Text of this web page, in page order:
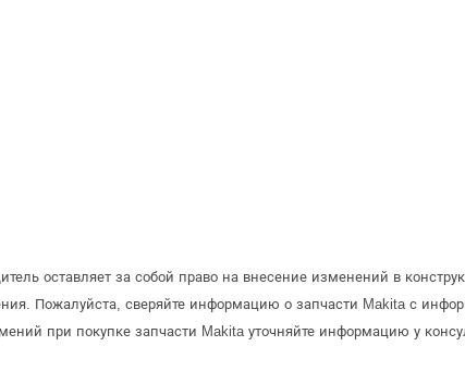
оставляет за собой право на внесение изменений в
Пожалуйста, сверяйте информацию о запчасти Makita с
при покупке запчасти Makita уточняйте информацию у